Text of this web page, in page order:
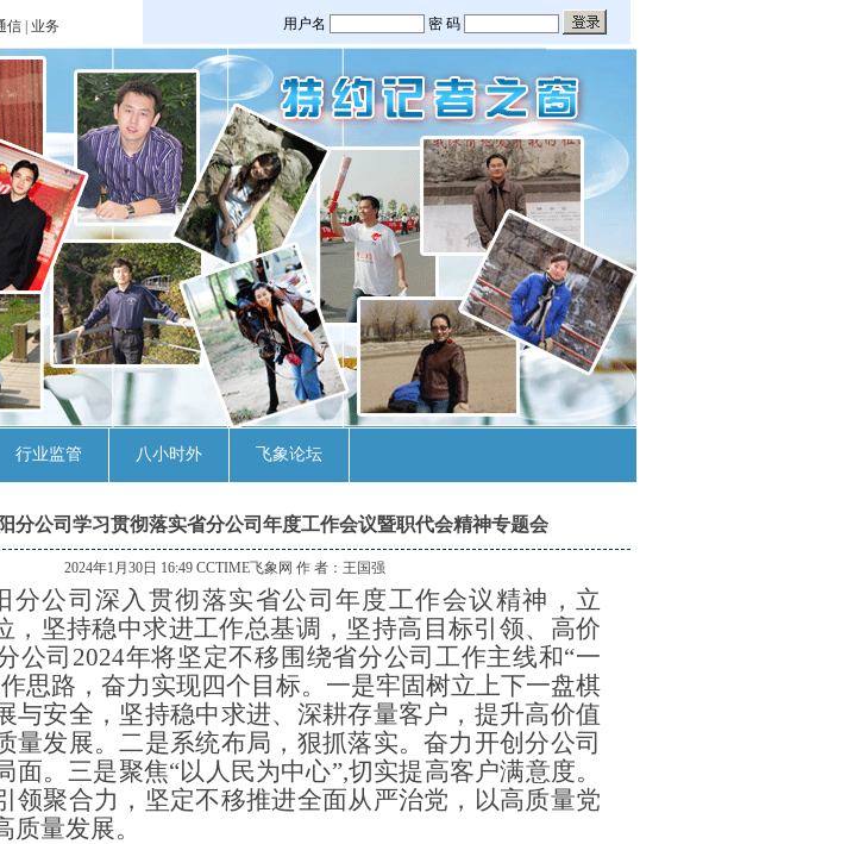
信 业务
行业监管 八小时外 飞象论坛
分公司学习贯彻落实省分公司年度工作会议暨职代会精神专题会
2024年1月30日 16:49 CCTIME飞象网 作 者： 王国强
分公司深入贯彻落实省公司年度工作会议精神，立
，坚持稳中求进工作总基调，坚持高目标引领、高价
公司2024年将坚定不移围绕省分公司工作主线和“一
思路，奋力实现四个目标。一是牢固树立上下一盘棋
与安全，坚持稳中求进、深耕存量客户，提升高价值
量发展。二是系统布局，狠抓落实。奋力开创分公司
面。三是聚焦“以人民为中心”,切实提高客户满意度。
领聚合力，坚定不移推进全面从严治党，以高质量党
量发展。